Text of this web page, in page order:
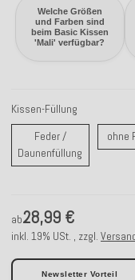
Welche Größen
und Farben sind
beim Basic Kissen
'Mali' verfügbar?
Kissen-Füllung
Feder /
Daunenfüllung Feder /
ohne
ab28,99 €
inkl. 19% USt. , zzgl.
Newsletter Vorteil